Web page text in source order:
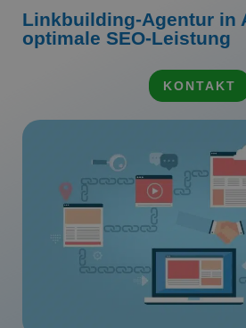
Linkbuilding-Agentur in
optimale SEO-Leistung
KONTAKT